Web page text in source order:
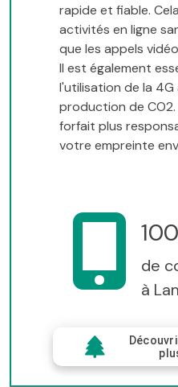
rapide et fiable.
activités en ligne
que les appels
Il est également
l'utilisation de la 4G
production de
forfait plus
votre empreinte
de
à